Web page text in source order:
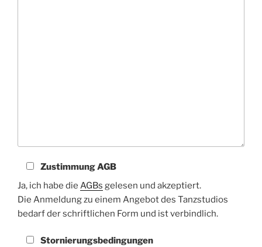
Zustimmung AGB
Ja, ich habe die AGBs gelesen und akzeptiert.
Die Anmeldung zu einem Angebot des Tanzstudios
bedarf der schriftlichen Form und ist verbindlich.
Stornierungsbedingungen